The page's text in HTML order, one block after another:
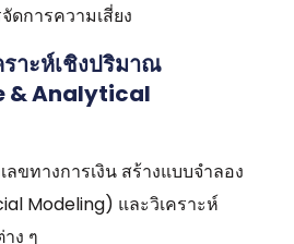
ดการความเสี่ยง
ราะห์เชิงปริมาณ
& Analytical
ลขทางการเงิน สร้างแบบจำลอง
Modeling) และวิเคราะห์
ง ๆ